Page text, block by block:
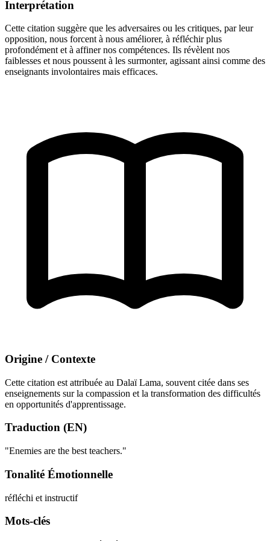
Interprétation
Cette citation suggère que les adversaires ou les critiques, par leur
opposition, nous forcent à nous améliorer, à réfléchir plus
profondément et à affiner nos compétences. Ils révèlent nos
faiblesses et nous poussent à les surmonter, agissant ainsi comme des
enseignants involontaires mais efficaces.
Origine / Contexte
Cette citation est attribuée au Dalaï Lama, souvent citée dans ses
enseignements sur la compassion et la transformation des difficultés
en opportunités d'apprentissage.
Traduction (EN)
"Enemies are the best teachers."
Tonalité Émotionnelle
réfléchi et instructif
Mots-clés